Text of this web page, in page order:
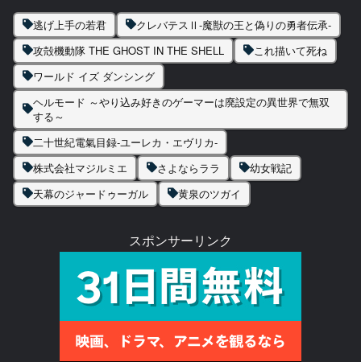
逃げ上手の若君
クレバテスⅡ-魔獣の王と偽りの勇者伝承-
攻殻機動隊 THE GHOST IN THE SHELL
これ描いて死ね
ワールド イズ ダンシング
ヘルモード ～やり込み好きのゲーマーは廃設定の異世界で無双
する～
二十世紀電氣目録-ユーレカ・エヴリカ-
株式会社マジルミエ
さよならララ
幼女戦記
天幕のジャードゥーガル
黄泉のツガイ
スポンサーリンク